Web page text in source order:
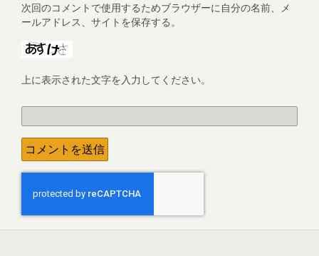
次回のコメントで使用するためブラウザーに自分の名前、メ
ールアドレス、サイトを保存する。
上に表示された文字を入力してください。